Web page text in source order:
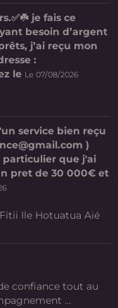
je fais ce
besoin d’argent
j’ai reçu mon
:
le Le 07/08/2026
service bien reçu
)
particulier que j'ai
pret de 30 000€ et
Ile Hotuatua Aié
confiance tout au
...